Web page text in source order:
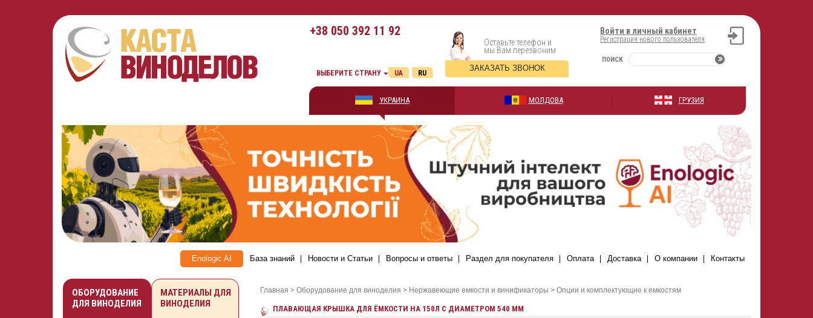
+38 050 392 11 92 Войти в личный кабинет
Регистрация нового пользователя
ПОИСК
Оставьте телефон и
мы Вам перезвоним
ЗАКАЗАТЬ ЗВОНОК
ВЫБЕРИТЕ СТРАНУ RU
UA
УКРАИНА МОЛДОВА ГРУЗИЯ
Enologic AI База знаний Новости и Статьи Вопросы и ответы Раздел для покупателя Оплата Доставка О компании Контакты
Главная > Оборудование для виноделия > Нержавеющие емкости и винификаторы > Опции и комплектующие к емкостям
ПЛАВАЮЩАЯ КРЫШКА ДЛЯ ЁМКОСТИ НА 150Л С ДИАМЕТРОМ 540 ММ
ОБОРУДОВАНИЕ
ДЛЯ ВИНОДЕЛИЯ
МАТЕРИАЛЫ ДЛЯ
ВИНОДЕЛИЯ